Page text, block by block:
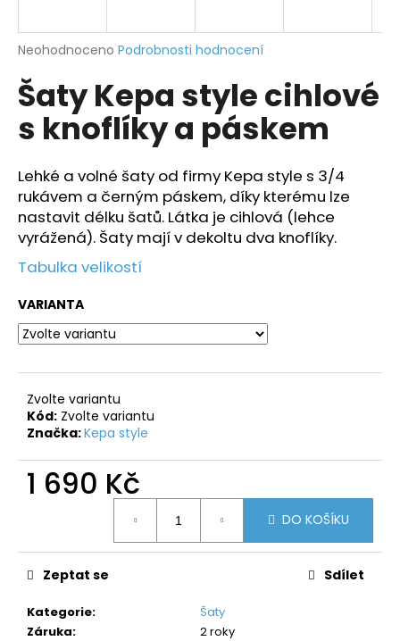
Průměrné
produktu
je
z
hvězdiček.
Neohodnoceno Podrobnosti hodnocení
Šaty Kepa style cihlové
s knoflíky a páskem
Lehké a volné šaty od firmy Kepa style s 3/4
rukávem a černým páskem, díky kterému lze
nastavit délku šatů. Látka je cihlová (lehce
vyrážená). Šaty mají v dekoltu dva knoflíky.
Tabulka velikostí
VARIANTA
Zvolte variantu
Kód: Zvolte variantu
Značka:Kepa style
1 690 Kč
DO KOŠÍKU
Kategorie:
Šaty
Záruka:
2 roky
Zeptat se Sdílet
j
t
?
HLEDAT
o
p
o
č
u
e
m